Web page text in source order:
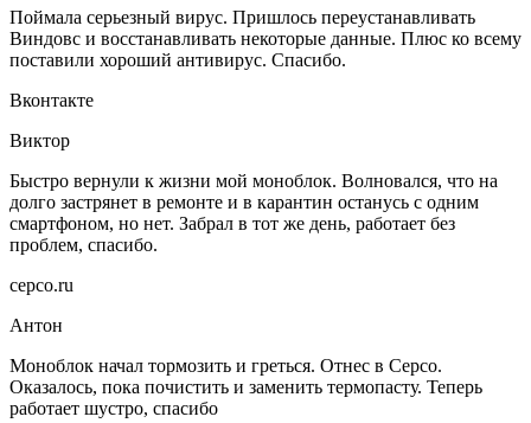
Поймала серьезный вирус. Пришлось переустанавливать
Виндовс и восстанавливать некоторые данные. Плюс ко всему
поставили хороший антивирус. Спасибо.
Вконтакте
Виктор
Быстро вернули к жизни мой моноблок. Волновался, что на
долго застрянет в ремонте и в карантин останусь с одним
смартфоном, но нет. Забрал в тот же день, работает без
проблем, спасибо.
серсо.ru
Антон
Моноблок начал тормозить и греться. Отнес в Серсо.
Оказалось, пока почистить и заменить термопасту. Теперь
работает шустро, спасибо